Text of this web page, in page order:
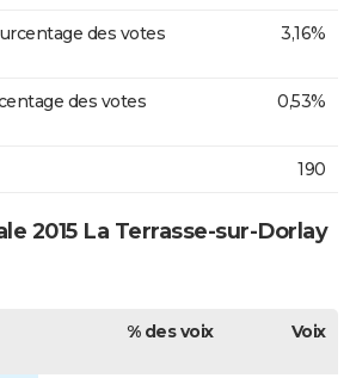
des votes
3,16%
des votes
0,53%
190
2015 La Terrasse-sur-Dorlay
% des voix Voix